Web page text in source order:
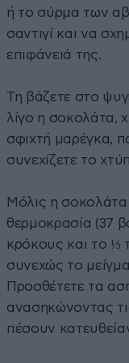
ή το σύρμα των
σαντιγί και να
επιφάνειά της.
Τη βάζετε στο
λίγο η σοκολάτα,
σφιχτή μαρέγκα,
συνεχίζετε το
Μόλις η σοκολάτα
θερμοκρασία (37
κρόκους και το ⅓
συνεχώς το
Προσθέτετε τα
ανασηκώνοντας
πέσουν